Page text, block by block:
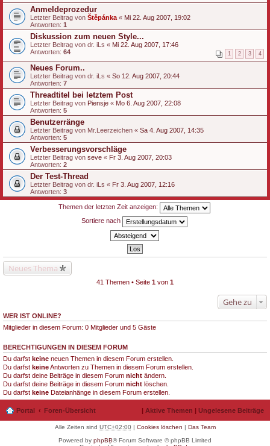
Anmeldeprozedur
Letzter Beitrag von Štěpánka « Mi 22. Aug 2007, 19:02
Antworten: 1
Diskussion zum neuen Style...
Letzter Beitrag von dr. iLs « Mi 22. Aug 2007, 17:46
Antworten: 64 1 2 3 4
Neues Forum..
Letzter Beitrag von dr. iLs « So 12. Aug 2007, 20:44
Antworten: 7
Threadtitel bei letztem Post
Letzter Beitrag von Piensje « Mo 6. Aug 2007, 22:08
Antworten: 5
Benutzerränge
Letzter Beitrag von Mr.Leerzeichen « Sa 4. Aug 2007, 14:35
Antworten: 5
Verbesserungsvorschläge
Letzter Beitrag von seve « Fr 3. Aug 2007, 20:03
Antworten: 2
Der Test-Thread
Letzter Beitrag von dr. iLs « Fr 3. Aug 2007, 12:16
Antworten: 3
Themen der letzten Zeit anzeigen:
Sortiere nach
Neues Thema
41 Themen • Seite 1 von 1
Gehe zu
WER IST ONLINE?
Mitglieder in diesem Forum: 0 Mitglieder und 5 Gäste
BERECHTIGUNGEN IN DIESEM FORUM
Du darfst keine neuen Themen in diesem Forum erstellen.
Du darfst keineAntworten zu Themen in diesem Forum erstellen.
Du darfst deine Beiträge in diesem Forum nicht ändern.
Du darfst deine Beiträge in diesem Forum nicht löschen.
Du darfst keine Dateianhänge in diesem Forum erstellen.
Portal Foren-Übersicht | Aktive Themen | Ungelesene Beiträge
Alle Zeiten sind UTC+02:00| Cookies löschen | Das Team
Powered by phpBB® Forum Software © phpBB Limited